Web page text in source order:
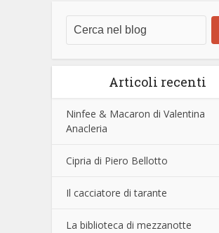
Articoli recenti
Ninfee & Macaron di Valentina
Anacleria
Cipria di Piero Bellotto
Il cacciatore di tarante
La biblioteca di mezzanotte